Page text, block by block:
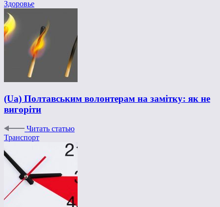
Здоровье
(Ua) Полтавським волонтерам на замітку: як не
вигоріти
Читать статью
Транспорт